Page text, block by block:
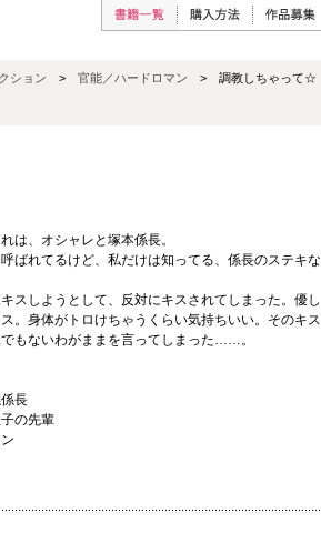
ション > 官能／ハードロマン > 調教しちゃって☆
は、オシャレと塚本係長。
ばれてるけど、私だけは知ってる、係長のステキな
スしようとして、反対にキスされてしまった。優し
。身体がトロけちゃうくらい気持ちいい。そのキス
もないわがままを言ってしまった……。
長
の先輩